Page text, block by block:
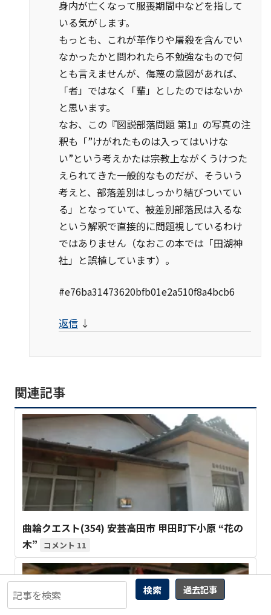
検索 過去記事
身内が亡くなって服喪期間中などを指して
いる気がします。
もっとも、これが革作りや屠殺を含んでい
なかったかと問われたら不勉強なもので何
とも言えませんが、侮蔑の意図があれば、
「者」ではなく「輩」としたのではないか
と思います。
なお、この『図説部落問題 第1』の写真の注
釈も「”けがれたものは入ってはいけな
い”という考えかたは宗教上ながくうけつた
えられてきた一般的なものだが、そういう
考えと、部落差別はしっかり結びついてい
る」となっていて、被差別部落民は入るな
という解釈で直接的に問題視しているわけ
ではありません（なおこの本では「田湖神
社」と誤植しています）。
#e76ba31473620bfb01e2a510f8a4bcb6
返信 ↓
関連記事
曲輪クエスト(354) 安芸高田市 甲田町下小原 “花の
木”
11